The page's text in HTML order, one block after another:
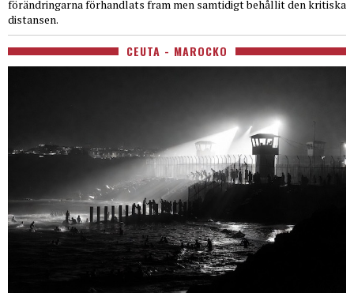
förändringarna förhandlats fram men samtidigt behållit den kritiska
distansen.
CEUTA - MAROCKO